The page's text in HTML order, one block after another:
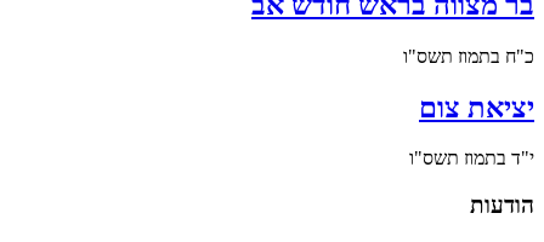
כ"ח בתמוז תשס"ו
יציאת צום
י"ד בתמוז תשס"ו
הודעות